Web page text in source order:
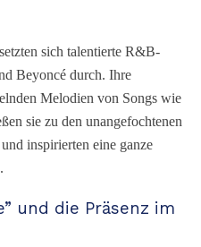
sich talentierte R&B-
Beyoncé durch. Ihre
Melodien von Songs wie
sie zu den unangefochtenen
inspirierten eine ganze
und die Präsenz im